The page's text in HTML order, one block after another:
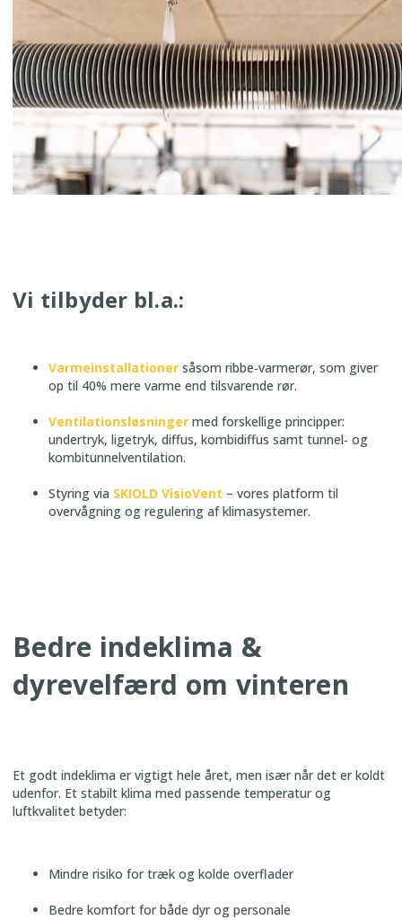
Vi tilbyder bl.a.:
Varmeinstallationer såsom ribbe‑varmerør, som giver
op til 40% mere varme end tilsvarende rør.
Ventilationsløsninger med forskellige principper:
undertryk, ligetryk, diffus, kombidiffus samt tunnel‑ og
kombi­tunnelventilation.
Styring via SKIOLD VisioVent – vores platform til
overvågning og regulering af klimasystemer.
Bedre indeklima &
dyrevelfærd om vinteren
Et godt indeklima er vigtigt hele året, men især når det er koldt
udenfor. Et stabilt klima med passende temperatur og
luftkvalitet betyder:
Mindre risiko for træk og kolde overflader
Bedre komfort for både dyr og personale